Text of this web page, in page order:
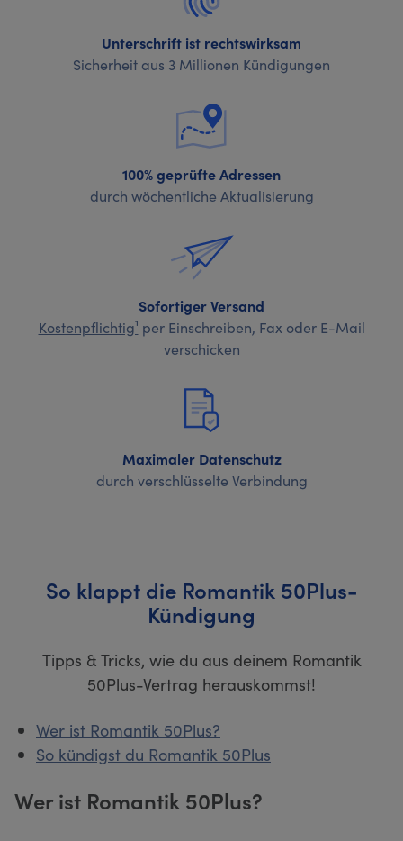
Unterschrift ist rechtswirksam
Sicherheit aus 3 Millionen Kündigungen
100% geprüfte Adressen
durch wöchentliche Aktualisierung
Sofortiger Versand
Kostenpflichtig¹ per Einschreiben, Fax oder E-Mail
verschicken
Maximaler Datenschutz
durch verschlüsselte Verbindung
So klappt die Romantik 50Plus-
Kündigung
Tipps & Tricks, wie du aus deinem Romantik
50Plus-Vertrag herauskommst!
Wer ist Romantik 50Plus?
So kündigst du Romantik 50Plus
Wer ist Romantik 50Plus?